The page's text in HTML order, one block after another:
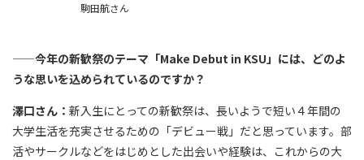
駒田航さん
——今年の新歓祭のテーマ「Make Debut in KSU」には、どのよ
うな思いを込められているのですか？
澤口さん： 新入生にとっての新歓祭は、長いようで短い４年間の
大学生活を充実させるための「デビュー戦」だと思っています。部
活やサークルなどをはじめとした出会いや経験は、これからの大